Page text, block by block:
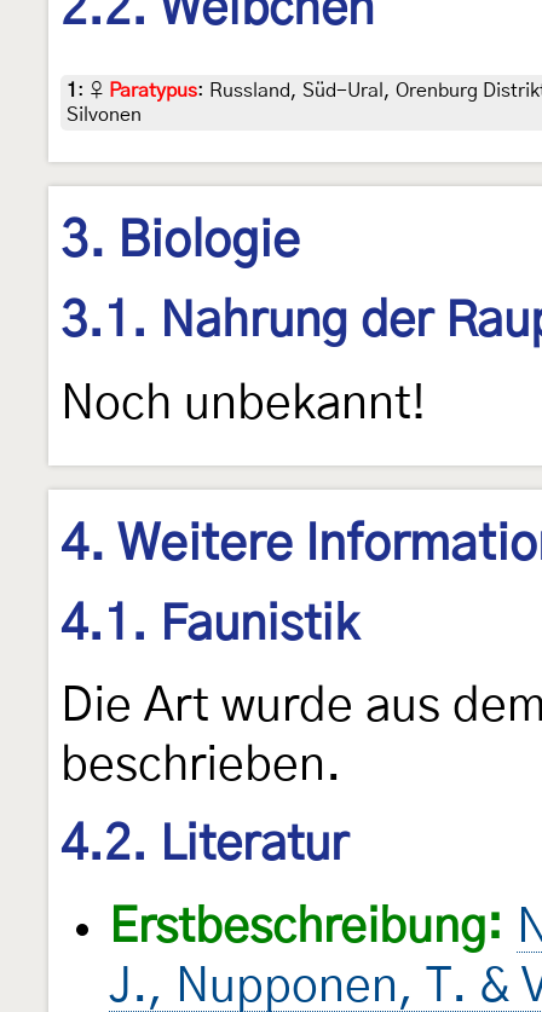
2.2. Weibchen
1 : ♀ Paratypus: Russland, Süd-Ural, Orenburg
Silvonen
3. Biologie
3.1. Nahrung der
Noch unbekannt!
4. Weitere
4.1. Faunistik
Die Art wurde aus
beschrieben.
4.2. Literatur
Erstbeschreibung:
J., Nupponen, T. &